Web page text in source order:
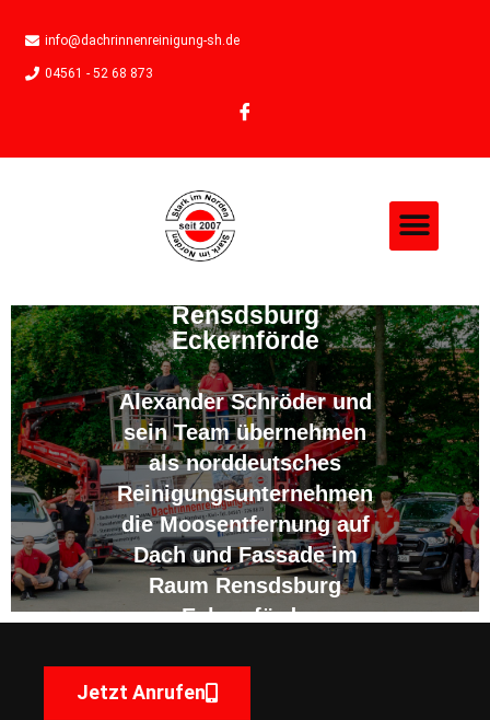
info@dachrinnenreinigung-sh.de
04561 - 52 68 873
Rensdsburg
Eckernförde
Alexander Schröder und
sein Team übernehmen
als norddeutsches
Reinigungsunternehmen
die Moosentfernung auf
Dach und Fassade im
Raum Rensdsburg
Eckernförde
Jetzt Anrufen